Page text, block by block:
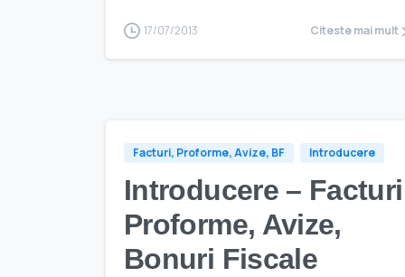
17/07/2013 Citeste mai mult
Facturi, Proforme, Avize, BF Introducere
Introducere –
Proforme, Avize,
Bonuri Fiscale